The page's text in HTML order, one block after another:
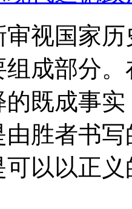
视国家
成部分
既成事
胜者书
以以正